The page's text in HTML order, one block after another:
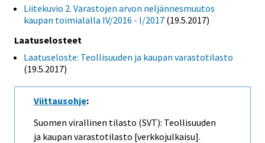
Liitekuvio 2. Varastojen arvon neljännesmuutos
kaupan toimialalla IV/2016 - I/2017 (19.5.2017)
Laatuselosteet
Laatuseloste: Teollisuuden ja kaupan varastotilasto
(19.5.2017)
Viittausohje:
Suomen virallinen tilasto (SVT): Teollisuuden
ja kaupan varastotilasto [verkkojulkaisu].